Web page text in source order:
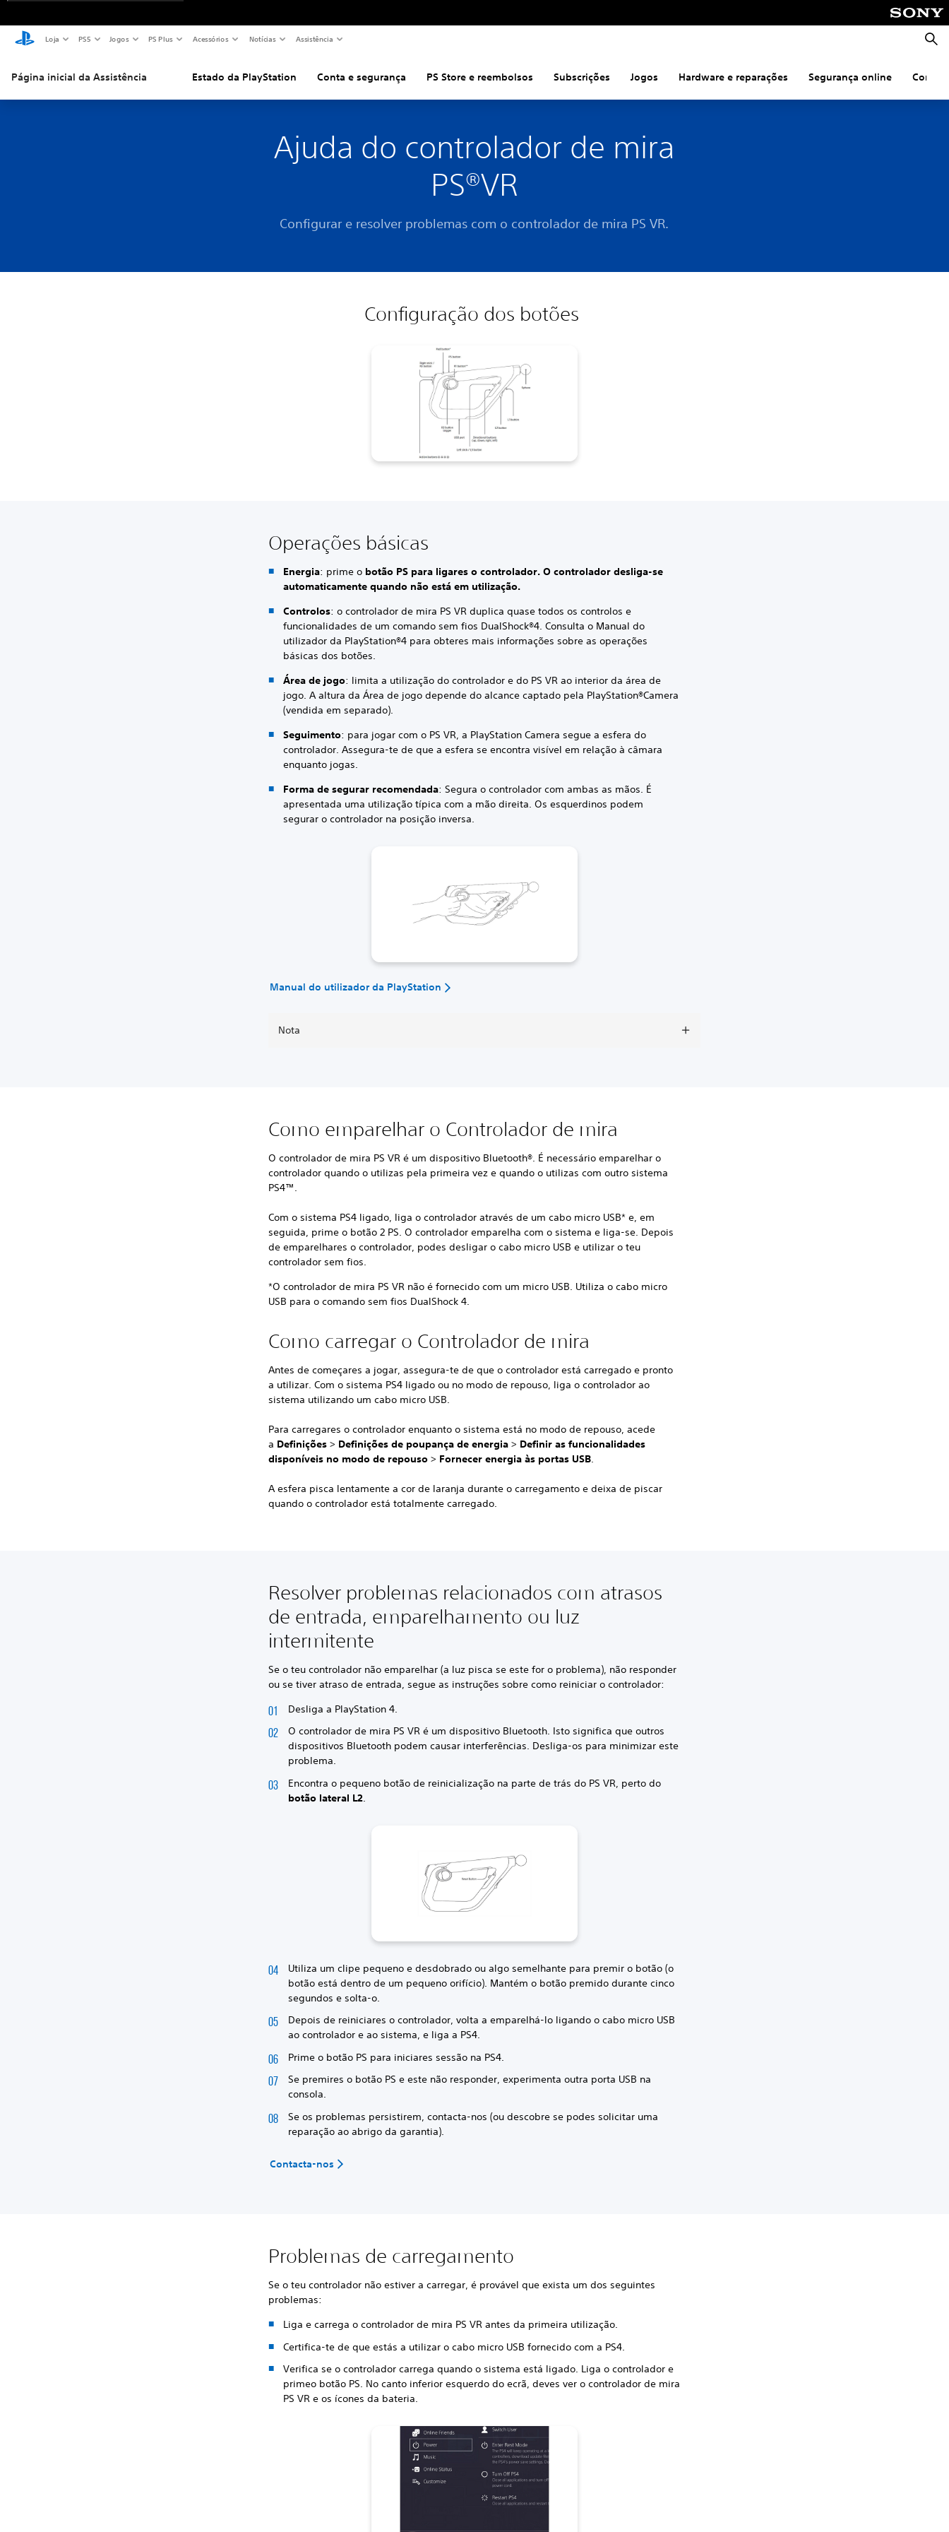
Loja PS5 Jogos PS Plus Acessórios Notícias Assistência
Página inicial da Assistência Estado da PlayStation Conta e segurança PS Store e reembolsos Subscrições Jogos Hardware e reparações Segurança online
Ajuda do controlador de mira
PS®VR
Configurar e resolver problemas com o controlador de mira PS VR.
Configuração dos botões
Operações básicas
Energia: prime o botão PS para ligares o controlador. O controlador desliga-se
automaticamente quando não está em utilização.
Controlos: o controlador de mira PS VR duplica quase todos os controlos e
funcionalidades de um comando sem fios DualShock®4. Consulta o Manual do
utilizador da PlayStation®4 para obteres mais informações sobre as operações
básicas dos botões.
Área de jogo: limita a utilização do controlador e do PS VR ao interior da área de
jogo. A altura da Área de jogo depende do alcance captado pela PlayStation®Camera
(vendida em separado).
Seguimento: para jogar com o PS VR, a PlayStation Camera segue a esfera do
controlador. Assegura-te de que a esfera se encontra visível em relação à câmara
enquanto jogas.
Forma de segurar recomendada: Segura o controlador com ambas as mãos. É
apresentada uma utilização típica com a mão direita. Os esquerdinos podem
segurar o controlador na posição inversa.
Manual do utilizador da PlayStation
Nota
Como emparelhar o Controlador de mira
O controlador de mira PS VR é um dispositivo Bluetooth®. É necessário emparelhar o
controlador quando o utilizas pela primeira vez e quando o utilizas com outro sistema
PS4™.
Com o sistema PS4 ligado, liga o controlador através de um cabo micro USB* e, em
seguida, prime o botão 2 PS. O controlador emparelha com o sistema e liga-se. Depois
de emparelhares o controlador, podes desligar o cabo micro USB e utilizar o teu
controlador sem fios.
*O controlador de mira PS VR não é fornecido com um micro USB. Utiliza o cabo micro
USB para o comando sem fios DualShock 4.
Como carregar o Controlador de mira
Antes de começares a jogar, assegura-te de que o controlador está carregado e pronto
a utilizar. Com o sistema PS4 ligado ou no modo de repouso, liga o controlador ao
sistema utilizando um cabo micro USB.
Para carregares o controlador enquanto o sistema está no modo de repouso, acede
a Definições > Definições de poupança de energia > Definir as funcionalidades
disponíveis no modo de repouso > Fornecer energia às portas USB.
A esfera pisca lentamente a cor de laranja durante o carregamento e deixa de piscar
quando o controlador está totalmente carregado.
Resolver problemas relacionados com atrasos
de entrada, emparelhamento ou luz
intermitente
Se o teu controlador não emparelhar (a luz pisca se este for o problema), não responder
ou se tiver atraso de entrada, segue as instruções sobre como reiniciar o controlador:
Desliga a PlayStation 4.
O controlador de mira PS VR é um dispositivo Bluetooth. Isto significa que outros
dispositivos Bluetooth podem causar interferências. Desliga-os para minimizar este
problema.
Encontra o pequeno botão de reinicialização na parte de trás do PS VR, perto do
botão lateral L2.
Utiliza um clipe pequeno e desdobrado ou algo semelhante para premir o botão (o
botão está dentro de um pequeno orifício). Mantém o botão premido durante cinco
segundos e solta-o.
Depois de reiniciares o controlador, volta a emparelhá-lo ligando o cabo micro USB
ao controlador e ao sistema, e liga a PS4.
Prime o botão PS para iniciares sessão na PS4.
Se premires o botão PS e este não responder, experimenta outra porta USB na
consola.
Se os problemas persistirem, contacta-nos (ou descobre se podes solicitar uma
reparação ao abrigo da garantia).
Contacta-nos
Problemas de carregamento
Se o teu controlador não estiver a carregar, é provável que exista um dos seguintes
problemas:
Liga e carrega o controlador de mira PS VR antes da primeira utilização.
Certifica-te de que estás a utilizar o cabo micro USB fornecido com a PS4.
Verifica se o controlador carrega quando o sistema está ligado. Liga o controlador e
primeo botão PS. No canto inferior esquerdo do ecrã, deves ver o controlador de mira
PS VR e os ícones da bateria.